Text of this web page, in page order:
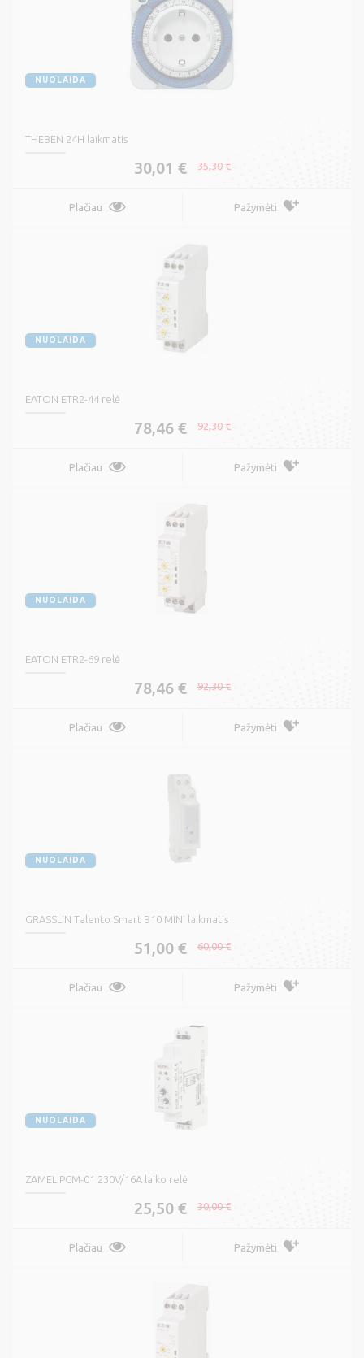
NUOLAIDA
THEBEN 24H laikmatis
30,01 € 35,30 €
Plačiau Pažymėti
NUOLAIDA
EATON ETR2-44 relė
78,46 € 92,30 €
Plačiau Pažymėti
NUOLAIDA
EATON ETR2-69 relė
78,46 € 92,30 €
Plačiau Pažymėti
NUOLAIDA
GRASSLIN Talento Smart B10 MINI laikmatis
51,00 € 60,00 €
Plačiau Pažymėti
NUOLAIDA
ZAMEL PCM-01 230V/16A laiko relė
25,50 € 30,00 €
Plačiau Pažymėti